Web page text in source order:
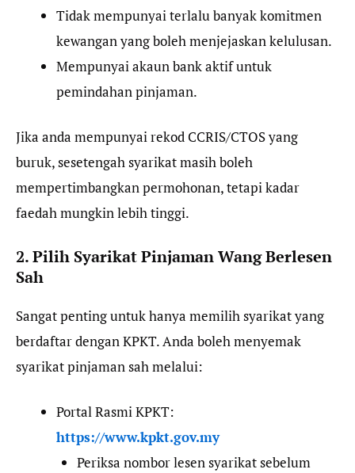
Tidak mempunyai terlalu banyak komitmen
kewangan yang boleh menjejaskan kelulusan.
Mempunyai akaun bank aktif untuk
pemindahan pinjaman.
Jika anda mempunyai rekod CCRIS/CTOS yang
buruk, sesetengah syarikat masih boleh
mempertimbangkan permohonan, tetapi kadar
faedah mungkin lebih tinggi.
2. Pilih Syarikat Pinjaman Wang Berlesen
Sah
Sangat penting untuk hanya memilih syarikat yang
berdaftar dengan KPKT. Anda boleh menyemak
syarikat pinjaman sah melalui:
Portal Rasmi KPKT:
https://www.kpkt.gov.my
Periksa nombor lesen syarikat sebelum